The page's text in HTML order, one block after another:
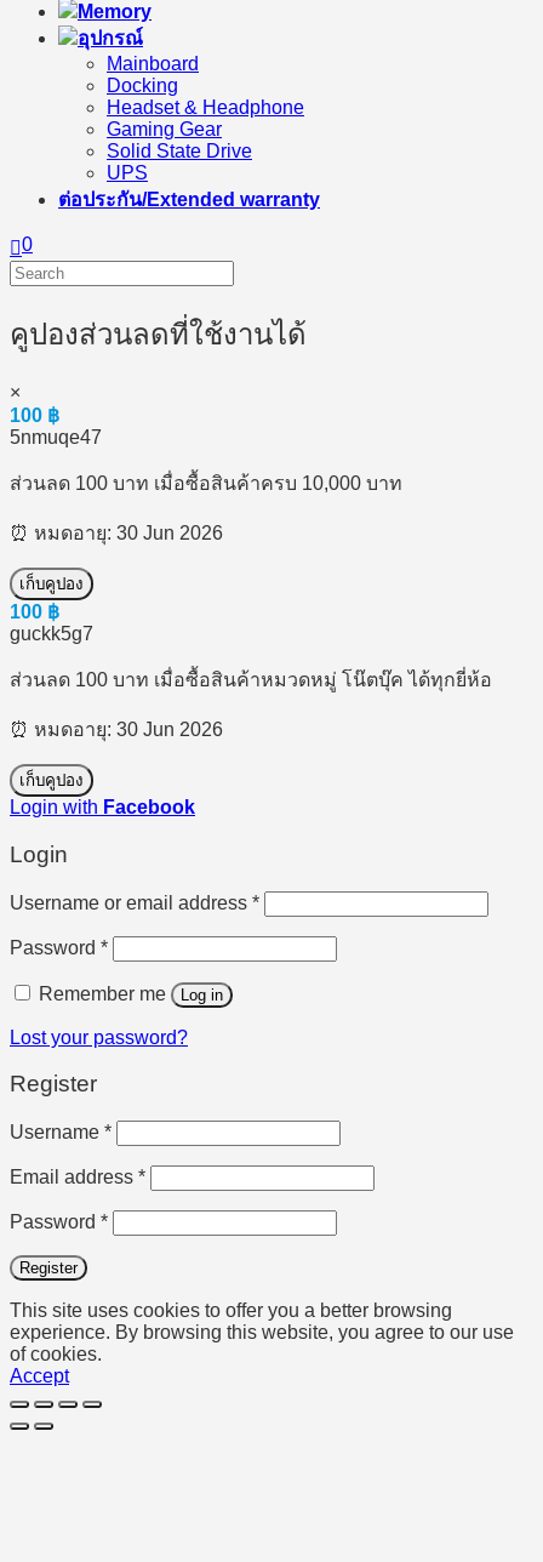
Memory
อุปกรณ์
Mainboard
Docking
Headset & Headphone
Gaming Gear
Solid State Drive
UPS
ต่อประกัน/Extended warranty
0
คูปองส่วนลดที่ใช้งานได้
×
100 ฿
5nmuqe47
ส่วนลด 100 บาท เมื่อซื้อสินค้าครบ 10,000 บาท
⏰ หมดอายุ: 30 Jun 2026
เก็บคูปอง
100 ฿
guckk5g7
ส่วนลด 100 บาท เมื่อซื้อสินค้าหมวดหมู่ โน๊ตบุ๊ค ได้ทุกยี่ห้อ
⏰ หมดอายุ: 30 Jun 2026
เก็บคูปอง
Login with Facebook
Login
Username or email address *Required
Password *Required
Remember me Log in
Lost your password?
Register
Username *Required
Email address *Required
Password *Required
Register
This site uses cookies to offer you a better browsing
experience. By browsing this website, you agree to our use
of cookies.
Accept